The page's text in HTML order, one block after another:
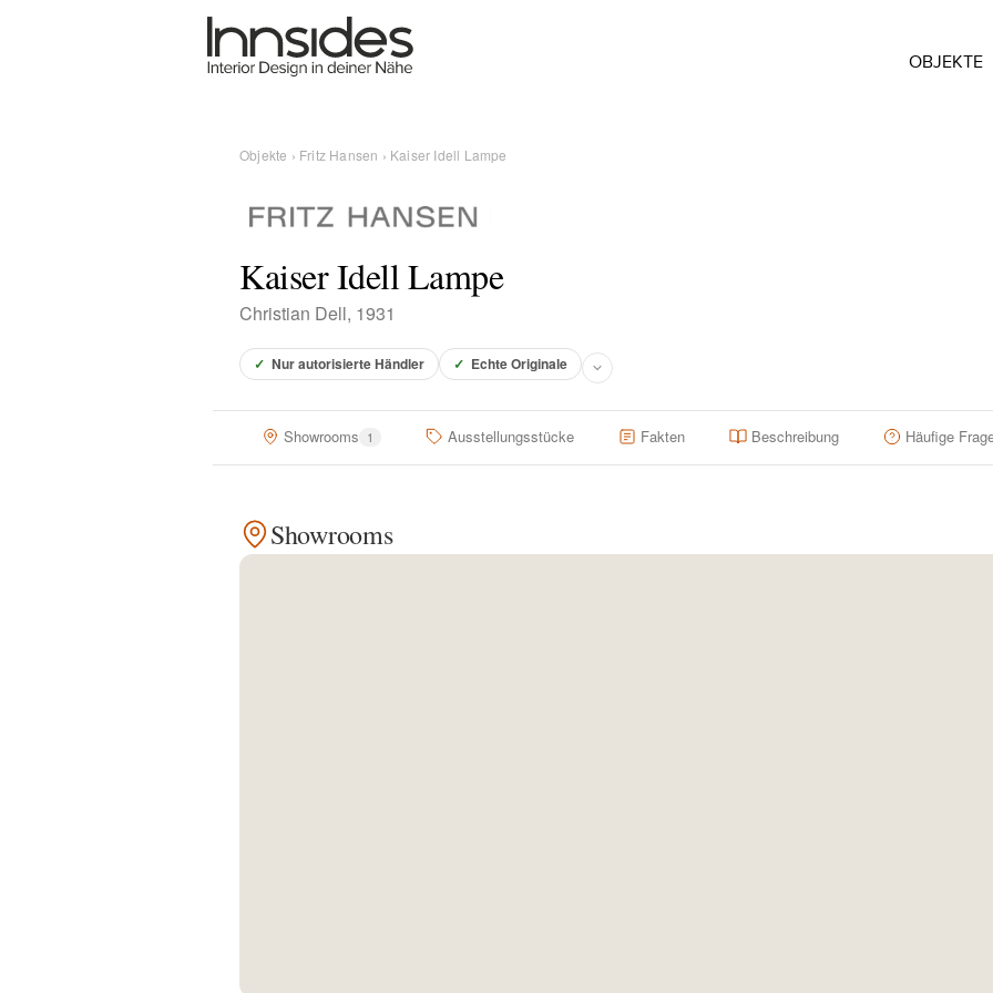
OBJEKTE
Objekte › Fritz Hansen › Kaiser Idell Lampe
Kaiser Idell Lampe
Christian Dell, 1931
✓ Nur autorisierte Händler ✓ Echte Originale
Showrooms 1 Ausstellungsstücke Fakten Beschreibung Häufige
Showrooms